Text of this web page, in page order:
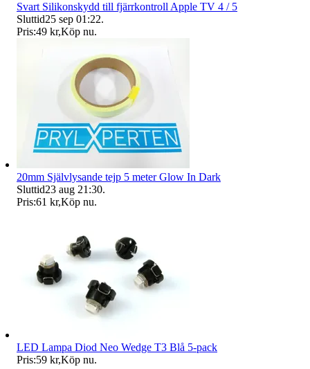
Svart Silikonskydd till fjärrkontroll Apple TV 4 / 5
Sluttid25 sep 01:22.
Pris:49 kr,Köp nu.
20mm Självlysande tejp 5 meter Glow In Dark
Sluttid23 aug 21:30.
Pris:61 kr,Köp nu.
LED Lampa Diod Neo Wedge T3 Blå 5-pack
Pris:59 kr,Köp nu.